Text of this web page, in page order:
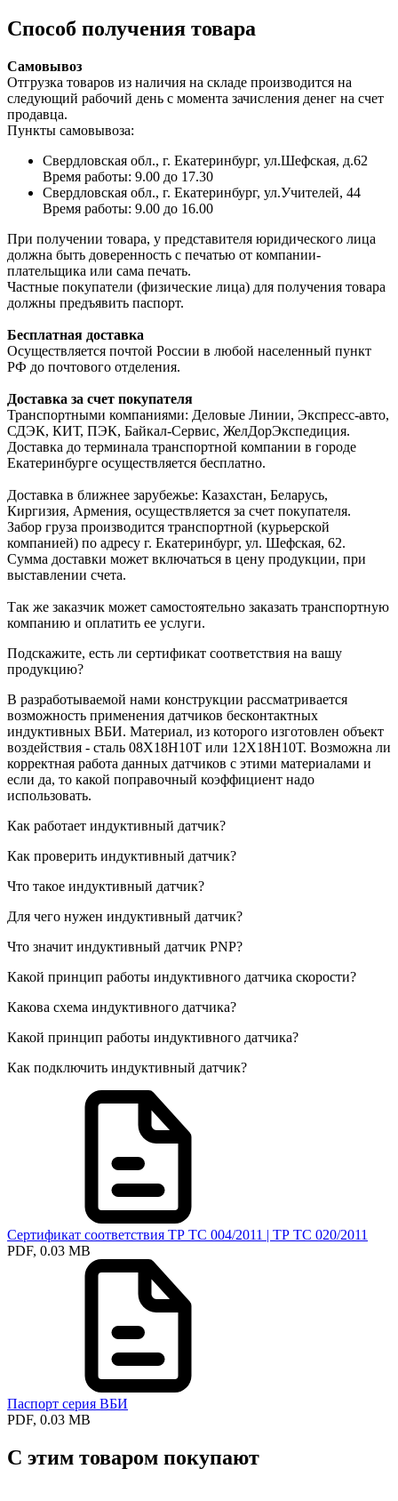
Способ получения товара
Самовывоз
Отгрузка товаров из наличия на складе производится на
следующий рабочий день с момента зачисления денег на счет
продавца.
Пункты самовывоза:
Свердловская обл., г. Екатеринбург, ул.Шефская, д.62
Время работы: 9.00 до 17.30
Свердловская обл., г. Екатеринбург, ул.Учителей, 44
Время работы: 9.00 до 16.00
При получении товара, у представителя юридического лица
должна быть доверенность с печатью от компании-
плательщика или сама печать.
Частные покупатели (физические лица) для получения товара
должны предъявить паспорт.
Бесплатная доставка
Осуществляется почтой России в любой населенный пункт
РФ до почтового отделения.
Доставка за счет покупателя
Транспортными компаниями: Деловые Линии, Экспресс-авто,
СДЭК, КИТ, ПЭК, Байкал-Сервис, ЖелДорЭкспедиция.
Доставка до терминала транспортной компании в городе
Екатеринбурге осуществляется бесплатно.
Доставка в ближнее зарубежье: Казахстан, Беларусь,
Киргизия, Армения, осуществляется за счет покупателя.
Забор груза производится транспортной (курьерской
компанией) по адресу г. Екатеринбург, ул. Шефская, 62.
Сумма доставки может включаться в цену продукции, при
выставлении счета.
Так же заказчик может самостоятельно заказать транспортную
компанию и оплатить ее услуги.
Подскажите, есть ли сертификат соответствия на вашу
продукцию?
В разработываемой нами конструкции рассматривается
возможность применения датчиков бесконтактных
индуктивных ВБИ. Материал, из которого изготовлен объект
воздействия - сталь 08Х18Н10Т или 12Х18Н10Т. Возможна ли
корректная работа данных датчиков с этими материалами и
если да, то какой поправочный коэффициент надо
использовать.
Как работает индуктивный датчик?
Как проверить индуктивный датчик?
Что такое индуктивный датчик?
Для чего нужен индуктивный датчик?
Что значит индуктивный датчик PNP?
Какой принцип работы индуктивного датчика скорости?
Какова схема индуктивного датчика?
Какой принцип работы индуктивного датчика?
Как подключить индуктивный датчик?
Сертификат соответствия ТР ТС 004/2011 | ТР ТС 020/2011
PDF, 0.03 MB
Паспорт серия ВБИ
PDF, 0.03 MB
С этим товаром покупают